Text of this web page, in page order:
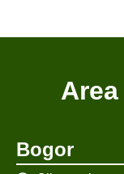
Bogor